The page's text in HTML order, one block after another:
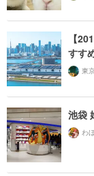
【
すす
東
池袋
わほ